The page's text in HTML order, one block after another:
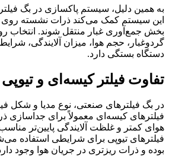
به همین دلیل، سیستم پاکسازی در بگ
این سیستم کمک می‌کند ذرات نشسته روی
بخش جمع‌آوری غبار منتقل شوند. انتخاب
گردوغبار، حجم هوا، میزان آلایندگی،
دستگاه بستگی دارد.
تفاوت فیلتر کیسه‌ای و تیوپی
در بگ فیلترهای صنعتی، نوع مدیا و شکل
فیلترهای کیسه‌ای معمولاً برای
هوای کمتر و غلظت آلایندگی پایین‌تر
فیلترهای تیوپی برای شرایطی استفاده
بوده و ذرات ریزتری در جریان هوا وجود